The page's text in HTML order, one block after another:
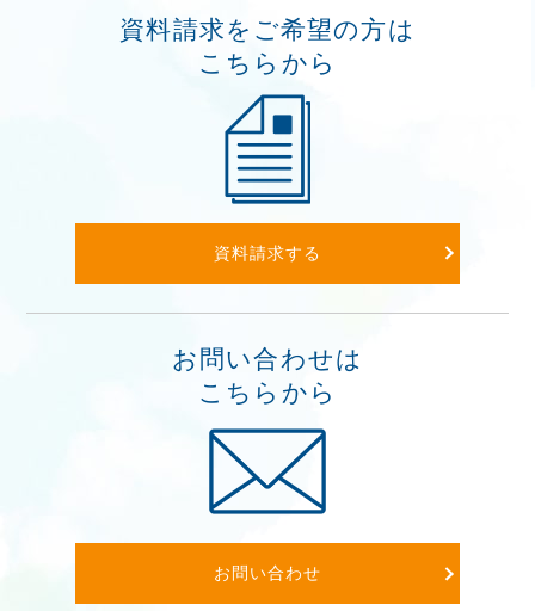
資料請求をご希望の方は
こちらから
資料請求する
お問い合わせは
こちらから
お問い合わせ